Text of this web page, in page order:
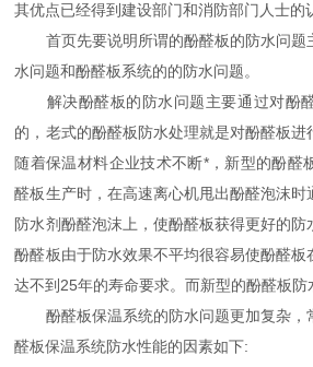
其优点已经得到建设部门和消防部门人士的
首页先要说明所谓的酚醛板的防水问题
水问题和酚醛板系统的的防水问题。
解决酚醛板的防水问题主要通过对酚
的，老式的酚醛板防水处理就是对酚醛板
随着保温材料企业技术不断*，新型的酚醛
醛板生产时，在高速离心机甩出酚醛泡沫时
防水剂酚醛泡沫上，使酚醛板获得更好的
酚醛板由于防水效果不平均很容易使酚醛
达不到25年的寿命要求。而新型的酚醛板
酚醛板保温系统的防水问题更加复杂，
醛板保温系统防水性能的因素如下: